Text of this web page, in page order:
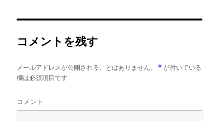
コメントを残す
メールアドレスが公開されることはありません。 * が付いている
欄は必須項目です
コメント